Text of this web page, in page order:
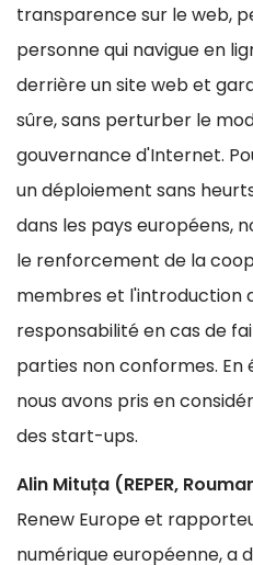
transparence sur le web,
personne qui navigue en
derrière un site web et
sûre, sans perturber le
gouvernance d'Internet.
un déploiement sans
dans les pays européens,
le renforcement de la
membres et l'introduction
responsabilité en cas de
parties non conformes. En
nous avons pris en
des start-ups.
Alin Mituța (REPER,
Renew Europe et
numérique européenne, a